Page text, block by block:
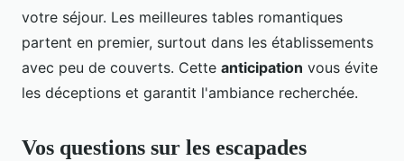
votre séjour. Les meilleures tables romantiques
partent en premier, surtout dans les établissements
avec peu de couverts. Cette anticipation vous évite
les déceptions et garantit l'ambiance recherchée.
Vos questions sur les escapades